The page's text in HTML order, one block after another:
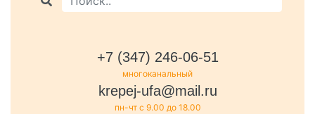
+7 (347) 246-06-51
многоканальный
krepej-ufa@mail.ru
пн-чт с 9.00 до 18.00